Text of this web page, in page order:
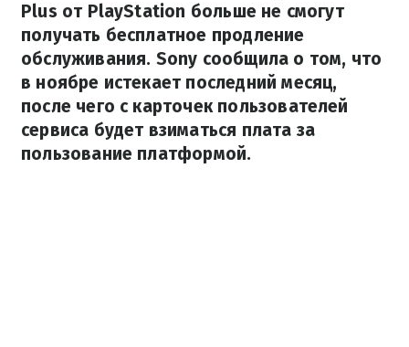
Plus от PlayStation больше не смогут
получать бесплатное продление
обслуживания. Sony сообщила о том, что
в ноябре истекает последний месяц,
после чего с карточек пользователей
сервиса будет взиматься плата за
пользование платформой.